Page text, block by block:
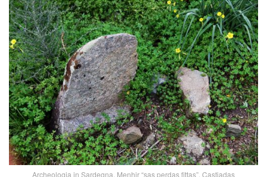
Archeologia in Sardegna. Menhir “sas perdas fittas”. Castiadas